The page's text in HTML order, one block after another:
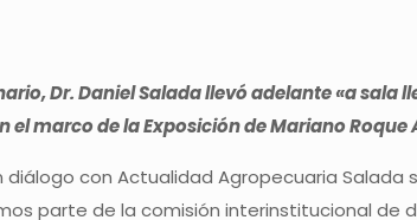
Dr. Daniel Salada llevó adelante «a sala
el marco de la Exposición de Mariano
diálogo con Actualidad Agropecuaria
parte de la comisión interinstitucional de